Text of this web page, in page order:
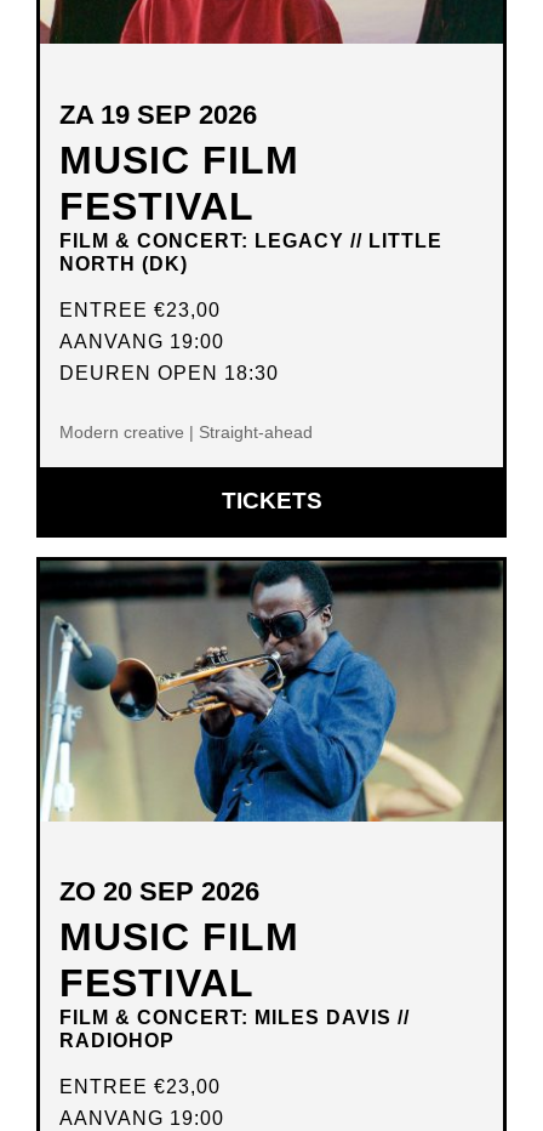
MUSIC FILM
FESTIVAL
FILM & CONCERT: LEGACY // LITTLE
NORTH (DK)
ZA 19 SEP 2026
ENTREE €23,00
AANVANG 19:00
DEUREN OPEN 18:30
Modern creative | Straight-ahead
TICKETSOPENT
IN
NIEUW
VENSTER
MUSIC FILM
FESTIVAL
FILM & CONCERT: MILES DAVIS //
RADIOHOP
ZO 20 SEP 2026
ENTREE €23,00
AANVANG 19:00